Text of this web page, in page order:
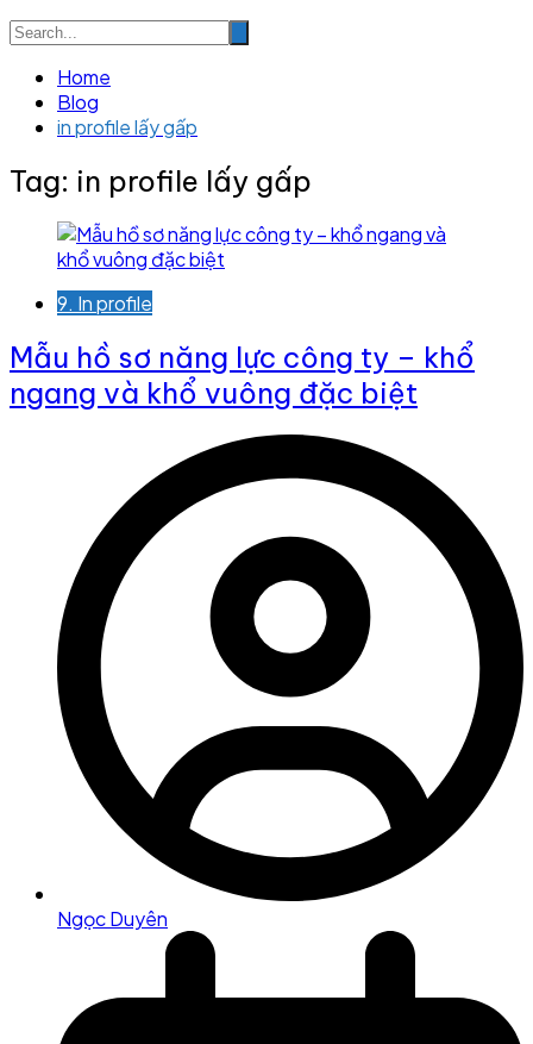
Home
Blog
in profile lấy gấp
Tag: in profile lấy gấp
9. In profile
Mẫu hồ sơ năng lực công ty – khổ
ngang và khổ vuông đặc biệt
Ngọc Duyên